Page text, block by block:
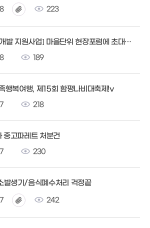
223
[오대산 웰니스 상품개발 지원사업] 마을단위 현장포럼에 초대합니다.
189
행복여행, 제15회 함평나비대축제!v
218
중고파레트 처분건
230
생기/음식폐수처리 걱정끝
242